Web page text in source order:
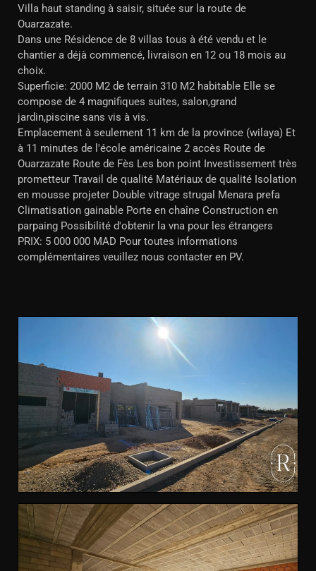
Villa haut standing à saisir, située sur la route de
Ouarzazate.
Dans une Résidence de 8 villas tous à été vendu et le
chantier a déjà commencé, livraison en 12 ou 18 mois au
choix.
Superficie: 2000 M2 de terrain 310 M2 habitable Elle se
compose de 4 magnifiques suites, salon,grand
jardin,piscine sans vis à vis.
Emplacement à seulement 11 km de la province (wilaya) Et
à 11 minutes de l'école américaine 2 accès Route de
Ouarzazate Route de Fès Les bon point Investissement très
prometteur Travail de qualité Matériaux de qualité Isolation
en mousse projeter Double vitrage strugal Menara prefa
Climatisation gainable Porte en chaîne Construction en
parpaing Possibilité d'obtenir la vna pour les étrangers
PRIX: 5 000 000 MAD Pour toutes informations
complémentaires veuillez nous contacter en PV.